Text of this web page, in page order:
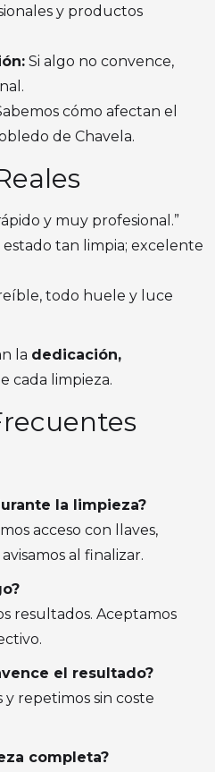
y productos
Si algo no convence,
cómo afectan el
de Chavela.
y muy profesional.”
estado tan limpia; excelente
todo huele y luce
la dedicación,
cada limpieza.
la limpieza?
acceso con llaves,
al finalizar.
resultados. Aceptamos
el resultado?
y repetimos sin coste
completa?